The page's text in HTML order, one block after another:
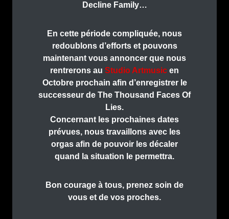
Decline Family…
En cette période compliquée, nous
redoublons d’efforts et pouvons
maintenant vous annoncer que nous
rentrerons au Studio Artmusic en
Octobre prochain afin d’enregistrer le
successeur de The Thousand Faces Of
Lies.
Concernant les prochaines dates
prévues, nous travaillons avec les
orgas afin de pouvoir les décaler
quand la situation le permettra.
Bon courage à tous, prenez soin de
vous et de vos proches.